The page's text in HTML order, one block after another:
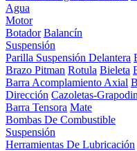
Agua
Motor
Botador Balancín
Suspensión
Parilla Suspensión Delantera
Brazo Pitman Rotula Bieleta
Barra Acomplamiento Axial
Dirección Cazoletas-
Barra Tensora Mate
Bombas De Combustible
Suspensión
Herramientas De Lubricación